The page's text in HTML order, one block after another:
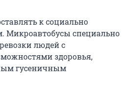
к социально
Микроавтобусы специально
людей с
здоровья,
гусеничным